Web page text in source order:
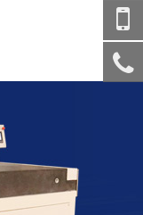
关注
微信
手机
访问